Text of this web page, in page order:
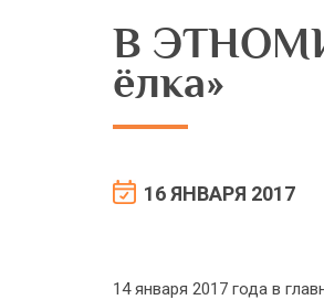
В
ёлка»
16 ЯНВАРЯ 2017
14 января 2017 года в